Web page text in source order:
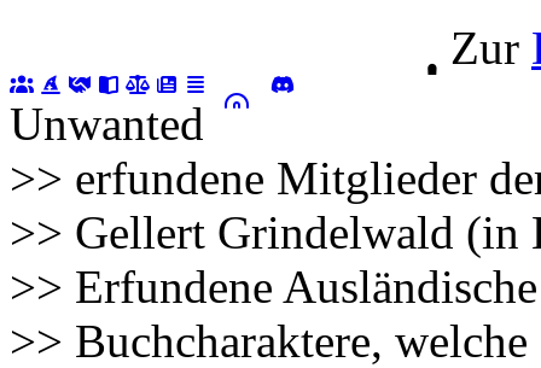
Zur
Unwanted
>> erfundene Mitglieder
>> Gellert Grindelwald (in
>> Erfundene
>> Buchcharaktere,